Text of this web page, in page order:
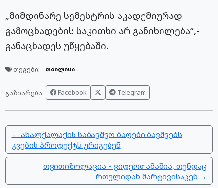
„მიმდინარე სემესტრის აკადემიურად
გამოცხადების საკითხი არ განიხილება“,-
განაცხადეს უწყებაში.
თეგები: თბილისი
გაზიარება: Facebook Telegram
← ახალქალაქის საბავშვო ბაღები ბავშვებს
კვების პროდუქტს ურიგებენ
თვითიზოლაცია – ვიდეოთამაშია, თუნდაც
რთულიდან მარტივისაკენ →